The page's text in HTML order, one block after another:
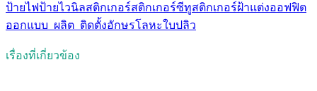
ป้ายไฟป้ายไวนิลสติกเกอร์สติกเกอร์ซีทูสติกเกอร์ฝ้าแต่งออฟฟิต
ออกแบบ_ผลิต_ติดตั้งอักษรโลหะใบปลิว
เรื่องที่เกี่ยวข้อง